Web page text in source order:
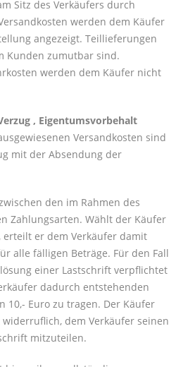
Sitz des Verkäufers durch
werden dem Käufer
angezeigt. Teillieferungen
Kunden zumutbar sind.
werden dem Käufer nicht
, Eigentumsvorbehalt
Versandkosten sind
mit der Absendung der
den im Rahmen des
Zahlungsarten. Wählt der Käufer
erteilt er dem Verkäufer damit
alle fälligen Beträge. Für den Fall
einer Lastschrift verpflichtet
dadurch entstehenden
10,- Euro zu tragen. Der Käufer
dem Verkäufer seinen
mitzuteilen.